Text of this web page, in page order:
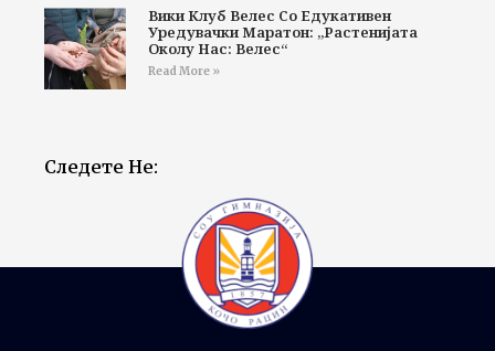
Вики Клуб Велес Со Едукативен
Уредувачки Маратон: „Растенијата
Околу Нас: Велес“
Read More »
Следете Не: